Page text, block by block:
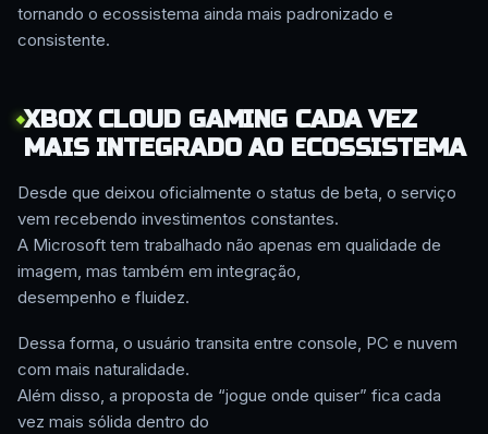
tornando o ecossistema ainda mais padronizado e
consistente.
XBOX CLOUD GAMING CADA VEZ
MAIS INTEGRADO AO ECOSSISTEMA
Desde que deixou oficialmente o status de beta, o serviço
vem recebendo investimentos constantes.
A Microsoft tem trabalhado não apenas em qualidade de
imagem, mas também em integração,
desempenho e fluidez.
Dessa forma, o usuário transita entre console, PC e nuvem
com mais naturalidade.
Além disso, a proposta de “jogue onde quiser” fica cada
vez mais sólida dentro do